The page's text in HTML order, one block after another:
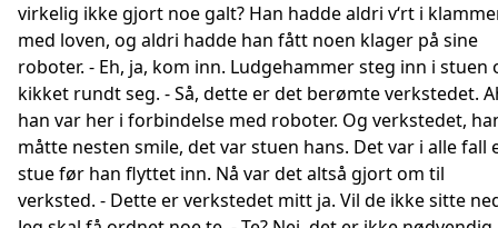
virkelig ikke gjort noe galt? Han hadde aldri v‘rt i
med loven, og aldri hadde han fått noen klager på sine
roboter. - Eh, ja, kom inn. Ludgehammer steg inn i stuen
kikket rundt seg. - Så, dette er det berømte verkstedet.
han var her i forbindelse med roboter. Og verkstedet,
måtte nesten smile, det var stuen hans. Det var i alle fall
stue før han flyttet inn. Nå var det altså gjort om til
verksted. - Dette er verkstedet mitt ja. Vil de ikke sitte